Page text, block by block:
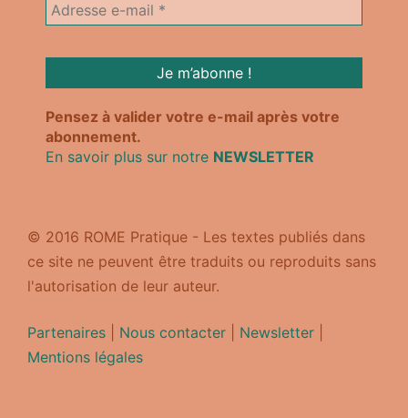
Pensez à valider votre e-mail après votre
abonnement.
En savoir plus sur notre NEWSLETTER
© 2016 ROME Pratique - Les textes publiés dans
ce site ne peuvent être traduits ou reproduits sans
l'autorisation de leur auteur.
Partenaires Nous contacter Newsletter
Mentions légales